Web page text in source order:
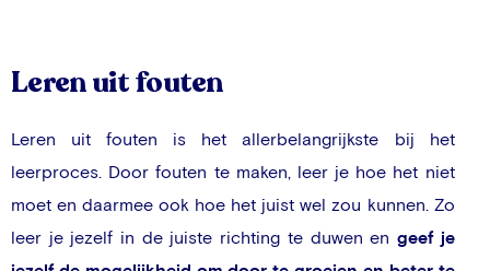
Leren uit fouten
Leren uit fouten is het allerbelangrijkste bij het
leerproces. Door fouten te maken, leer je hoe het niet
moet en daarmee ook hoe het juist wel zou kunnen. Zo
leer je jezelf in de juiste richting te duwen en geef je